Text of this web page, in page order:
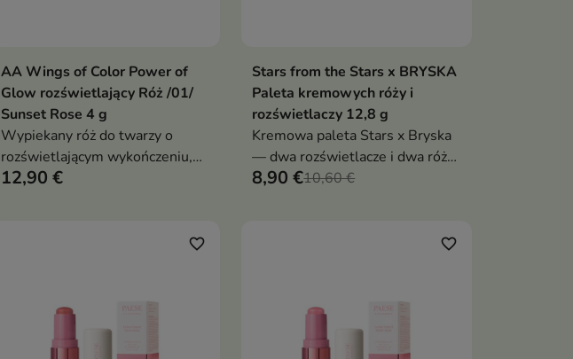
Dodaj do koszyka
AA Wings of Color Power of
Glow rozświetlający Róż /01/
Sunset Rose 4 g
Wypiekany róż do twarzy o
rozświetlającym wykończeniu,
który nadaje cerze świeży kolor i
12,90 €
Dodaj do koszyka
Stars from the Stars x BRYSKA
Paleta kremowych róży i
rozświetlaczy 12,8 g
Kremowa paleta Stars x Bryska
— dwa rozświetlacze i dwa róże
o jedwabistej, piankowej
8,90 €10,60 €
favorite_border favorite_border